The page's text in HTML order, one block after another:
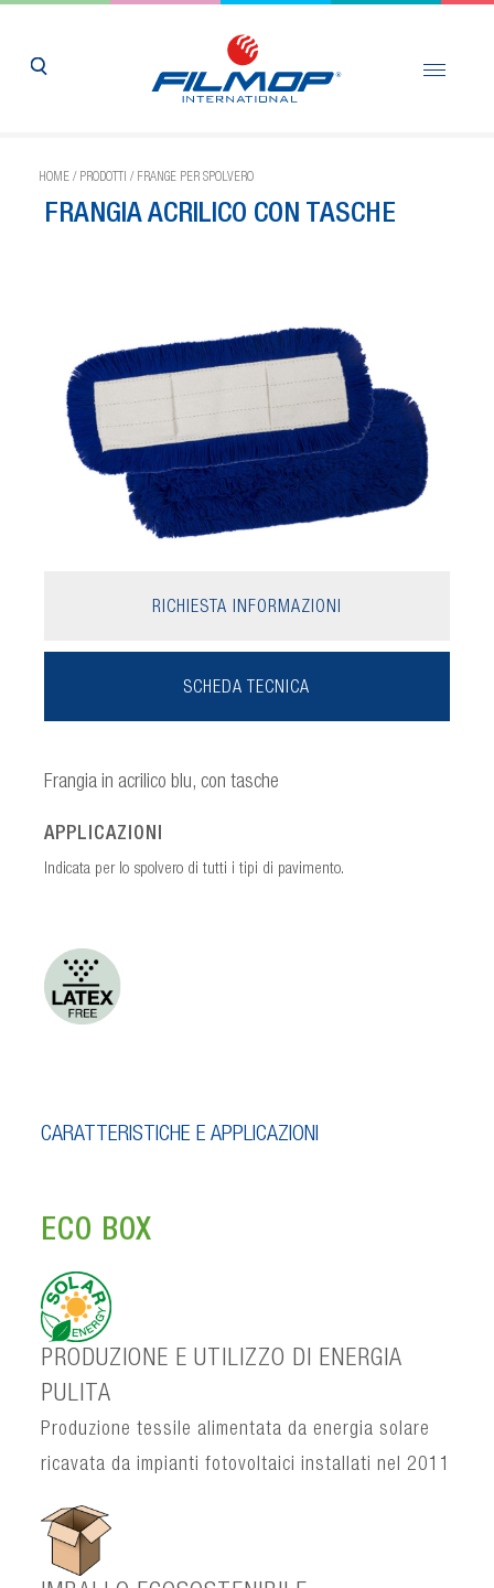
HOME / PRODOTTI / FRANGE PER SPOLVERO
FRANGIA ACRILICO CON TASCHE
RICHIESTA INFORMAZIONI
SCHEDA TECNICA
Frangia in acrilico blu, con tasche
APPLICAZIONI
Indicata per lo spolvero di tutti i tipi di pavimento.
CARATTERISTICHE E APPLICAZIONI
ECO BOX
PRODUZIONE E UTILIZZO DI ENERGIA
PULITA
Produzione tessile alimentata da energia solare
ricavata da impianti fotovoltaici installati nel 2011